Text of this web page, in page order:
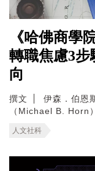
《哈佛商學
轉職焦慮3
向
撰文
伊森．伯恩
（Michael B. Horn
人文社科